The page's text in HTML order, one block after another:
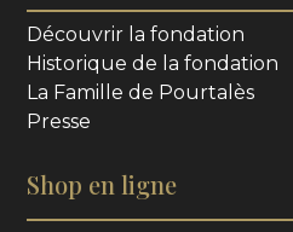
Découvrir la fondation
Historique de la fondation
La Famille de Pourtalès
Presse
Shop en ligne